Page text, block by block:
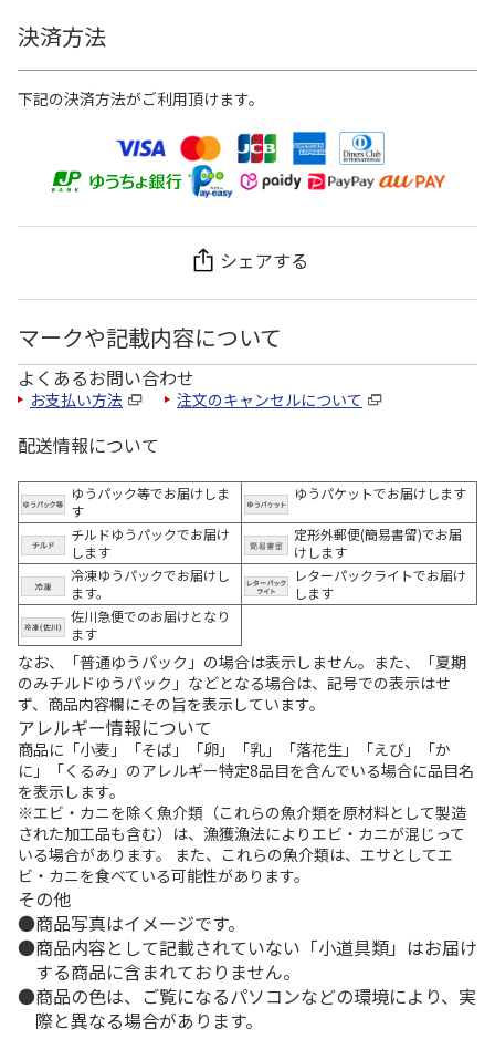
決済方法
下記の決済方法がご利用頂けます。
シェアする
マークや記載内容について
よくあるお問い合わせ
お支払い方法 注文のキャンセルについて
配送情報について
ゆうパック等でお届けしま
す
ゆうパケットでお届けします
チルドゆうパックでお届け
します
定形外郵便(簡易書留)でお届
けします
冷凍ゆうパックでお届けし
ます。
レターパックライトでお届け
します
佐川急便でのお届けとなり
ます
なお、「普通ゆうパック」の場合は表示しません。また、「夏期
のみチルドゆうパック」などとなる場合は、記号での表示はせ
ず、商品内容欄にその旨を表示しています。
アレルギー情報について
商品に「小麦」「そば」「卵」「乳」「落花生」「えび」「か
に」「くるみ」のアレルギー特定8品目を含んでいる場合に品目名
を表示します。
※エビ・カニを除く魚介類（これらの魚介類を原材料として製造
された加工品も含む）は、漁獲漁法によりエビ・カニが混じって
いる場合があります。 また、これらの魚介類は、エサとしてエ
ビ・カニを食べている可能性があります。
その他
商品写真はイメージです。
商品内容として記載されていない「小道具類」はお届け
する商品に含まれておりません。
商品の色は、ご覧になるパソコンなどの環境により、実
際と異なる場合があります。